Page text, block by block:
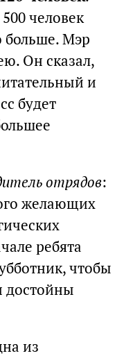
человек
больше. Мэр
Он сказал,
и
будет
отрядов:
желающих
ребята
чтобы
достойны
из